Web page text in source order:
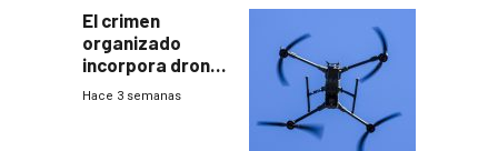
El crimen
organizado
incorpora drones
y abre un nuevo
Hace 3 semanas